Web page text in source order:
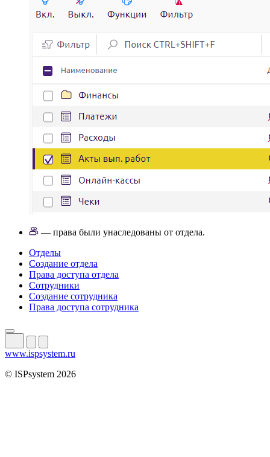
— права были унаследованы от отдела.
Отделы
Создание отдела
Права доступа отдела
Сотрудники
Создание сотрудника
Права доступа сотрудника
www.ispsystem.ru
© ISPsystem 2026